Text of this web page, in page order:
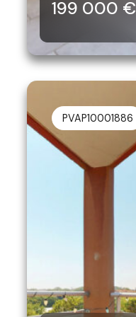
199 000 €
PVAP10001886